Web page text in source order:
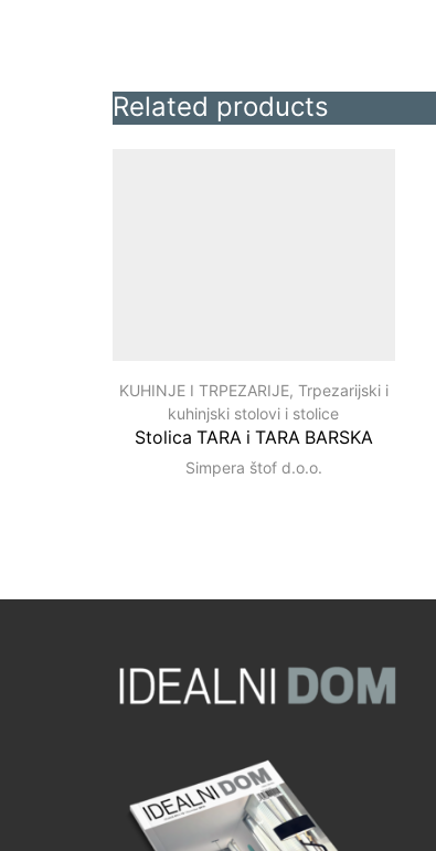
Related products
KUHINJE I TRPEZARIJE, Trpezarijski i
kuhinjski stolovi i stolice
Stolica TARA i TARA BARSKA
Simpera štof d.o.o.